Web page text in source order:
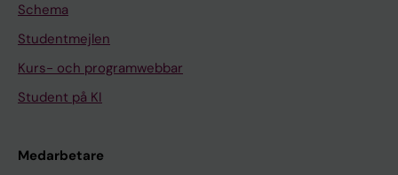
Schema
Studentmejlen
Kurs- och programwebbar
Student på KI
Medarbetare